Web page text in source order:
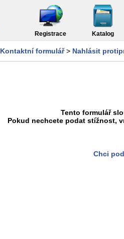
Registrace Katalog
Kontaktní formulář> Nahlásit
Tento formulář
Pokud nechcete podat stížnost,
Chci